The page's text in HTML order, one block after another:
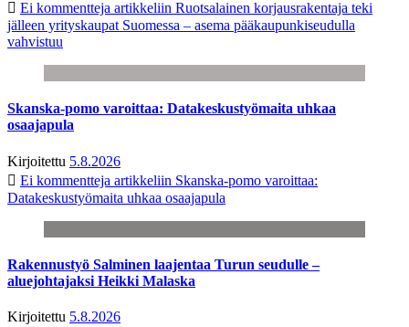
Ei kommentteja artikkeliin Ruotsalainen korjausrakentaja teki
jälleen yrityskaupat Suomessa – asema pääkaupunkiseudulla
vahvistuu
Skanska-pomo varoittaa: Datakeskustyömaita uhkaa
osaajapula
Kirjoitettu 5.8.2026
Ei kommentteja artikkeliin Skanska-pomo varoittaa:
Datakeskustyömaita uhkaa osaajapula
Rakennustyö Salminen laajentaa Turun seudulle –
aluejohtajaksi Heikki Malaska
Kirjoitettu 5.8.2026